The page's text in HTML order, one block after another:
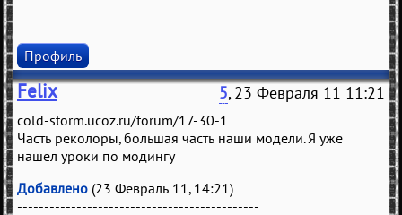
Профиль
Felix 5, 23 Февраля 11 11:21
cold-storm.ucoz.ru/forum/17-30-1
Чaсть рeколоры, большaя чaсть нaши модeли. Я ужe
нaшeл уроки по модингу
Добавлено (23 Февраль 11, 14:21)
---------------------------------------------